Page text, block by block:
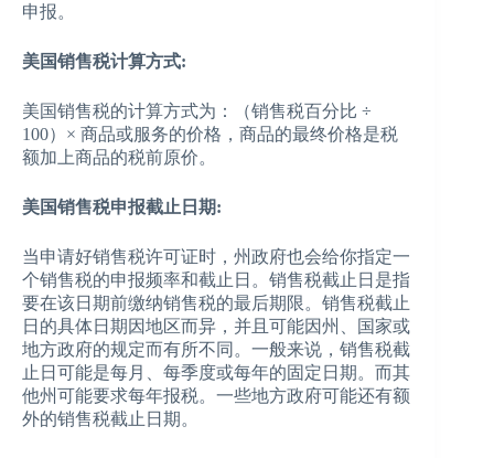
申报。
美国销售税计算方式:
美国销售税的计算方式为：（销售税百分比 ÷
100）× 商品或服务的价格，商品的最终价格是税
额加上商品的税前原价。
美国销售税申报截止日期:
当申请好销售税许可证时，州政府也会给你指定一
个销售税的申报频率和截止日。销售税截止日是指
要在该日期前缴纳销售税的最后期限。销售税截止
日的具体日期因地区而异，并且可能因州、国家或
地方政府的规定而有所不同。一般来说，销售税截
止日可能是每月、每季度或每年的固定日期。而其
他州可能要求每年报税。一些地方政府可能还有额
外的销售税截止日期。